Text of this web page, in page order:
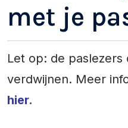
met je
Let op: de paslezers
verdwijnen. Meer
hier.